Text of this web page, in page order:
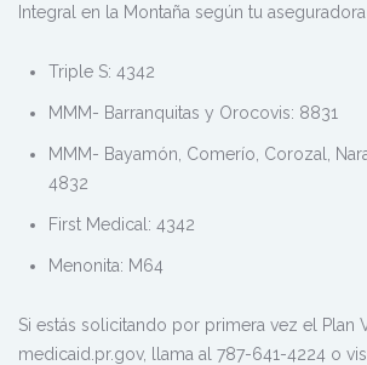
Integral en la Montaña según tu aseguradora
Triple S: 4342
MMM- Barranquitas y Orocovis: 8831
MMM- Bayamón, Comerío, Corozal,
4832
First Medical: 4342
Menonita: M64
Si estás solicitando por primera vez el Plan
medicaid.pr.gov, llama al 787-641-4224 o